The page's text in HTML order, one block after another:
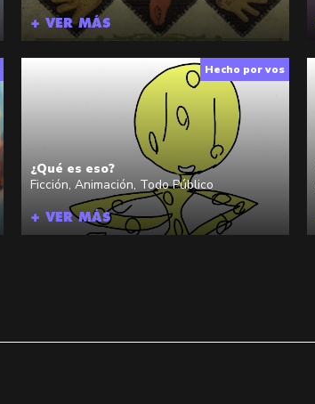
+ VER MÁS
Hecho por vos
¿Qué es eso?
Ficción, Animación, Todo Público
+ VER MÁS